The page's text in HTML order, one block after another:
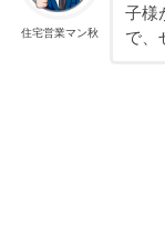
住宅営業マン秋
子様
で、